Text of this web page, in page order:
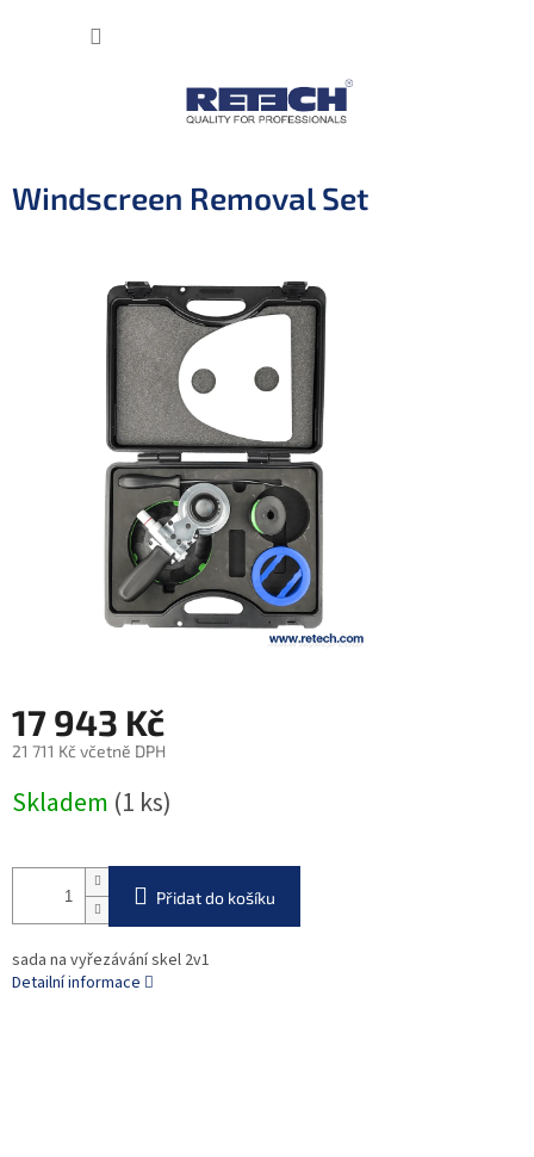
Windscreen Removal Set
17 943 Kč
21 711 Kč včetně DPH
cena:
Skladem (1 ks)
Přidat do košíku
sada na vyřezávání skel 2v1
Detailní informace